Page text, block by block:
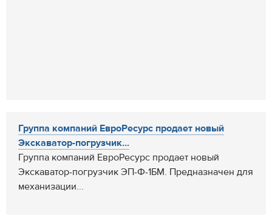
Группа компаний ЕвроРесурс продает новый
Экскаватор-погрузчик...
Группа компаний ЕвроРесурс продает новый
Экскаватор-погрузчик ЭП-Ф-1БМ. Предназначен для
механизации...